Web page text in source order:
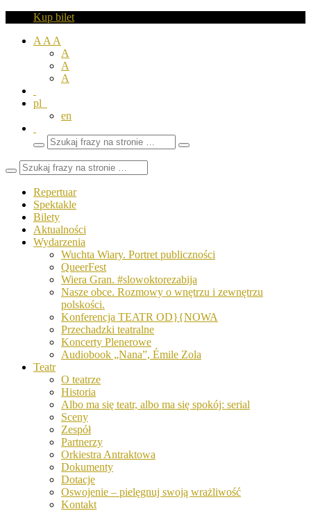
Kup bilet
A A A
A
A
A
pl
en
Wyszukaj
frazy
Zamknij
Repertuar
Spektakle
Bilety
Aktualności
Wydarzenia
Wuchta Wiary. Portret publiczności
QueerFest
Wiera Gran. #slowoktorezabija
Nasze obce. Rozmowy o wnętrzu i zewnętrzu
polskości.
Konferencja TEATR OD}{NOWA
Przechadzki teatralne
Koncerty Plenerowe
Audiobook „Nana”, Émile Zola
Teatr
O teatrze
Historia
Albo ma się teatr, albo ma się spokój: serial
Sceny
Zespół
Partnerzy
Orkiestra Antraktowa
Dokumenty
Dotacje
Oswojenie – pielęgnuj swoją wrażliwość
Kontakt